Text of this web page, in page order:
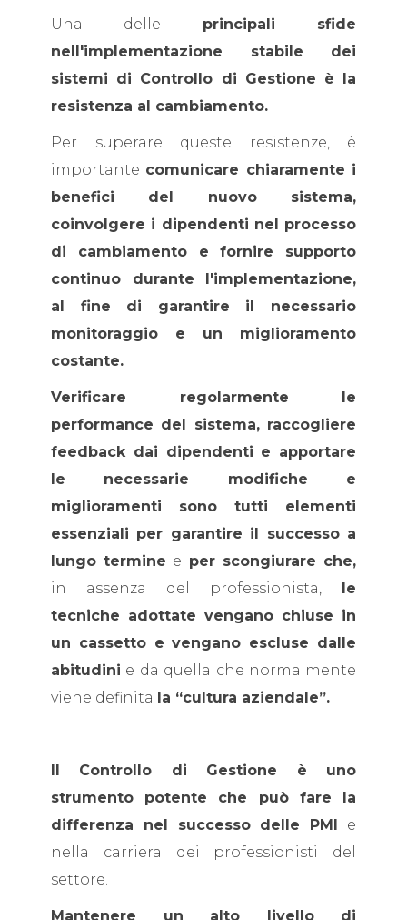
Una delle principali sfide
nell'implementazione stabile dei
sistemi di Controllo di Gestione è la
resistenza al cambiamento.
Per superare queste resistenze, è
importante comunicare chiaramente i
benefici del nuovo sistema,
coinvolgere i dipendenti nel processo
di cambiamento e fornire supporto
continuo durante l'implementazione,
al fine di garantire il necessario
monitoraggio e un miglioramento
costante.
Verificare regolarmente le
performance del sistema, raccogliere
feedback dai dipendenti e apportare
le necessarie modifiche e
miglioramenti sono tutti elementi
essenziali per garantire il successo a
lungo termine e per scongiurare che,
in assenza del professionista,
le
tecniche adottate vengano chiuse in
un cassetto e vengano escluse dalle
abitudini e da quella che normalmente
viene definita
la “cultura aziendale”.
Il Controllo di Gestione è uno
strumento potente che può fare la
differenza nel successo delle PMI
e
nella carriera dei professionisti del
settore.
Mantenere un alto livello di